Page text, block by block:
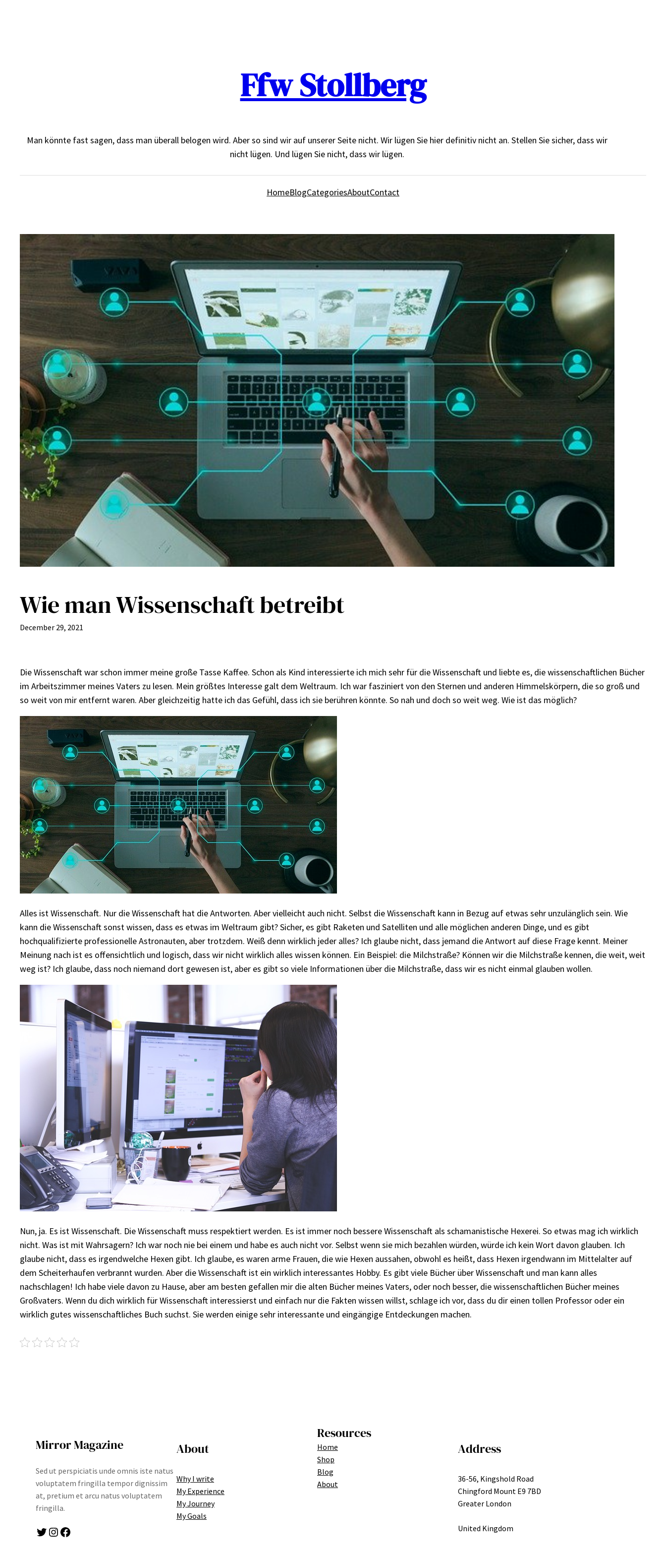
Ffw Stollberg
Man könnte fast sagen, dass man überall belogen wird. Aber so sind wir auf unserer Seite nicht. Wir lügen Sie hier definitiv nicht an. Stellen Sie sicher, dass wir
nicht lügen. Und lügen Sie nicht, dass wir lügen.
HomeBlogCategoriesAboutContact
Wie man Wissenschaft betreibt
December 29, 2021
Die Wissenschaft war schon immer meine große Tasse Kaffee. Schon als Kind interessierte ich mich sehr für die Wissenschaft und liebte es, die wissenschaftlichen Bücher
im Arbeitszimmer meines Vaters zu lesen. Mein größtes Interesse galt dem Weltraum. Ich war fasziniert von den Sternen und anderen Himmelskörpern, die so groß und
so weit von mir entfernt waren. Aber gleichzeitig hatte ich das Gefühl, dass ich sie berühren könnte. So nah und doch so weit weg. Wie ist das möglich?
Alles ist Wissenschaft. Nur die Wissenschaft hat die Antworten. Aber vielleicht auch nicht. Selbst die Wissenschaft kann in Bezug auf etwas sehr unzulänglich sein. Wie
kann die Wissenschaft sonst wissen, dass es etwas im Weltraum gibt? Sicher, es gibt Raketen und Satelliten und alle möglichen anderen Dinge, und es gibt
hochqualifizierte professionelle Astronauten, aber trotzdem. Weiß denn wirklich jeder alles? Ich glaube nicht, dass jemand die Antwort auf diese Frage kennt. Meiner
Meinung nach ist es offensichtlich und logisch, dass wir nicht wirklich alles wissen können. Ein Beispiel: die Milchstraße? Können wir die Milchstraße kennen, die weit, weit
weg ist? Ich glaube, dass noch niemand dort gewesen ist, aber es gibt so viele Informationen über die Milchstraße, dass wir es nicht einmal glauben wollen.
Nun, ja. Es ist Wissenschaft. Die Wissenschaft muss respektiert werden. Es ist immer noch bessere Wissenschaft als schamanistische Hexerei. So etwas mag ich wirklich
nicht. Was ist mit Wahrsagern? Ich war noch nie bei einem und habe es auch nicht vor. Selbst wenn sie mich bezahlen würden, würde ich kein Wort davon glauben. Ich
glaube nicht, dass es irgendwelche Hexen gibt. Ich glaube, es waren arme Frauen, die wie Hexen aussahen, obwohl es heißt, dass Hexen irgendwann im Mittelalter auf
dem Scheiterhaufen verbrannt wurden. Aber die Wissenschaft ist ein wirklich interessantes Hobby. Es gibt viele Bücher über Wissenschaft und man kann alles
nachschlagen! Ich habe viele davon zu Hause, aber am besten gefallen mir die alten Bücher meines Vaters, oder noch besser, die wissenschaftlichen Bücher meines
Großvaters. Wenn du dich wirklich für Wissenschaft interessierst und einfach nur die Fakten wissen willst, schlage ich vor, dass du dir einen tollen Professor oder ein
wirklich gutes wissenschaftliches Buch suchst. Sie werden einige sehr interessante und eingängige Entdeckungen machen.
Mirror Magazine
Sed ut perspiciatis unde omnis iste natus
voluptatem fringilla tempor dignissim
at, pretium et arcu natus voluptatem
fringilla.
Twitter Instagram Facebook
About
Why I write
My Experience
My Journey
My Goals
Resources
Home
Shop
Blog
About
Address
36-56, Kingshold Road
Chingford Mount E9 7BD
Greater London
United Kingdom